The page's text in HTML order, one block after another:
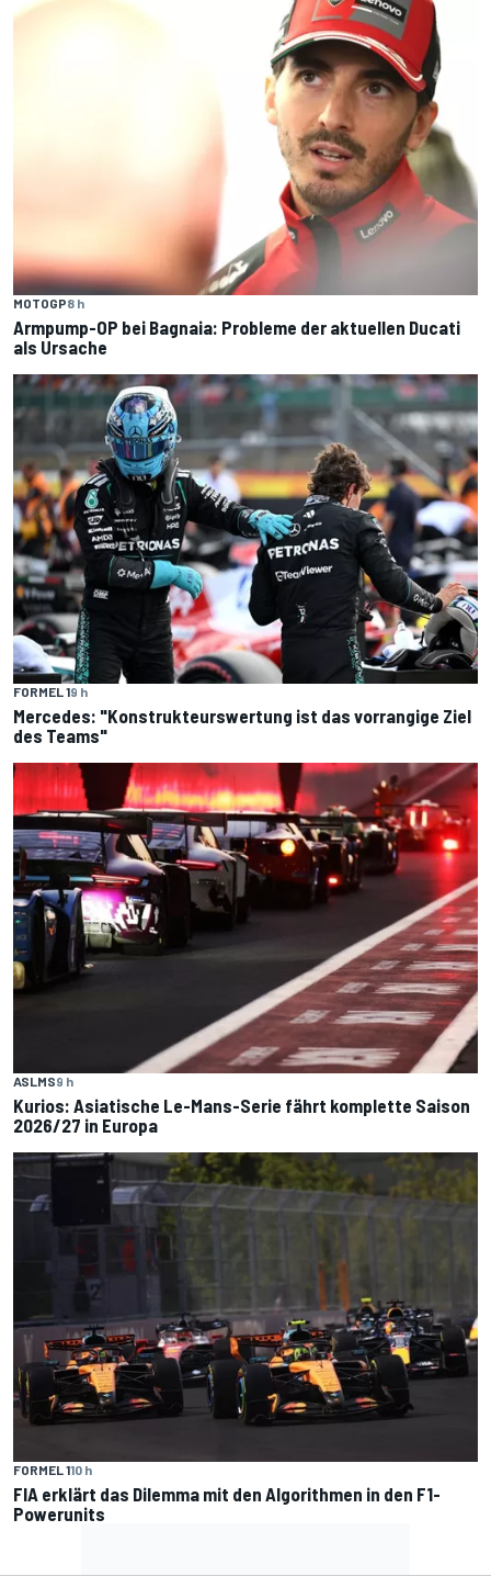
MOTOGP8 h
Armpump-OP bei Bagnaia: Probleme der aktuellen Ducati
als Ursache
FORMEL 19 h
Mercedes: "Konstrukteurswertung ist das vorrangige Ziel
des Teams"
ASLMS9 h
Kurios: Asiatische Le-Mans-Serie fährt komplette Saison
2026/27 in Europa
FORMEL 110 h
FIA erklärt das Dilemma mit den Algorithmen in den F1-
Powerunits